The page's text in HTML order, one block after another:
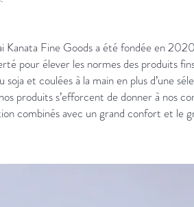
Fine Goods a été fondée en
pour élever les normes des produits
soja et coulées à la main en plus d’une
produits s’efforcent de donner à nos
combinés avec un grand confort et le